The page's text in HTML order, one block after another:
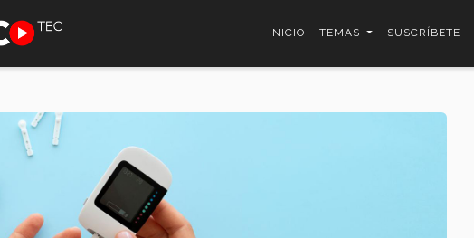
INICIO TEMAS SUSCRÍBETE